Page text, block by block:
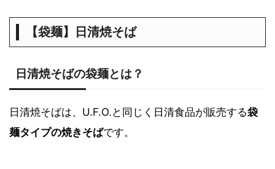
【袋麺】日清焼そば
日清焼そばの袋麺とは？
日清焼そばは、U.F.O.と同じく日清食品が販売する袋
麺タイプの焼きそばです。